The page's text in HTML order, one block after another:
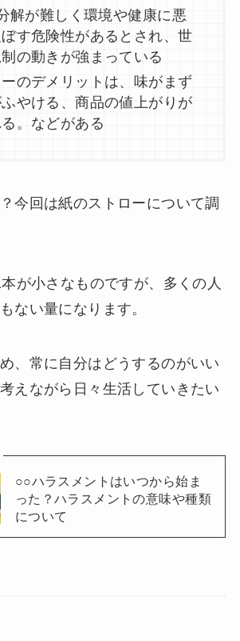
解が難しく環境や健康に悪
す危険性があるとされ、世
の動きが強まっている
のデメリットは、味がまず
やける、商品の値上がりが
。などがある
今回は紙のストローについて調
が小さなものですが、多くの人
ない量になります。
、常に自分はどうするのがいい
えながら日々生活していきたい
○○ハラスメントはいつから始ま
った？ハラスメントの意味や種類
について